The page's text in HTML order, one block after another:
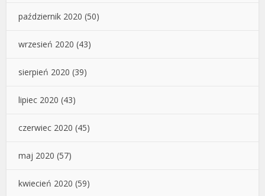
październik 2020 (50)
wrzesień 2020 (43)
sierpień 2020 (39)
lipiec 2020 (43)
czerwiec 2020 (45)
maj 2020 (57)
kwiecień 2020 (59)